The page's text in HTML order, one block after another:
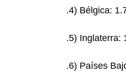
.4) Bélgica:
.5) Inglaterra:
.6) Países